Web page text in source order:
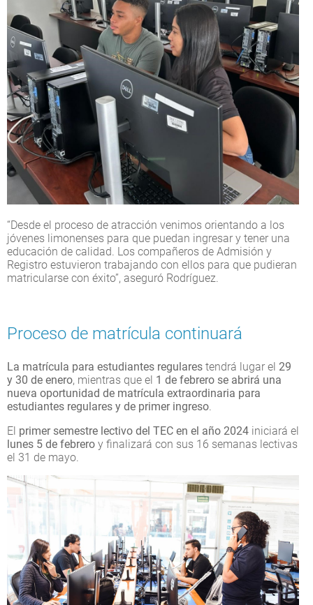
“Desde el proceso de atracción venimos orientando a los
jóvenes limonenses para que puedan ingresar y tener una
educación de calidad. Los compañeros de Admisión y
Registro estuvieron trabajando con ellos para que pudieran
matricularse con éxito”, aseguró Rodríguez.
Proceso de matrícula continuará
La matrícula para estudiantes regulares tendrá lugar el 29
y 30 de enero, mientras que el 1 de febrero se abrirá una
nueva oportunidad de matrícula extraordinaria para
estudiantes regulares y de primer ingreso.
El primer semestre lectivo del TEC en el año 2024 iniciará el
lunes 5 de febrero y finalizará con sus 16 semanas lectivas
el 31 de mayo.